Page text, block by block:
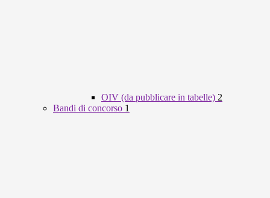
OIV (da pubblicare in tabelle) 2
Bandi di concorso 1